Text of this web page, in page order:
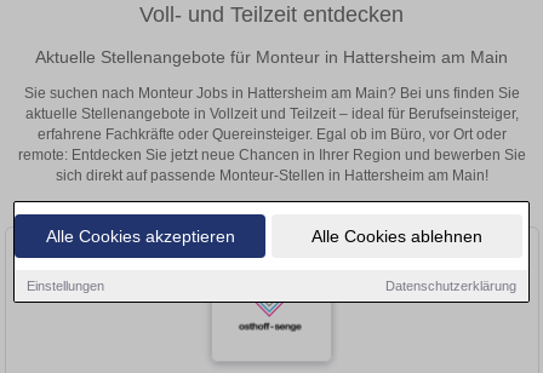
Alle Cookies akzeptieren Alle Cookies ablehnen
Einstellungen Datenschutzerklärung
Voll- und Teilzeit entdecken
Aktuelle Stellenangebote für Monteur in Hattersheim am Main
Sie suchen nach Monteur Jobs in Hattersheim am Main? Bei uns finden Sie
aktuelle Stellenangebote in Vollzeit und Teilzeit – ideal für Berufseinsteiger,
erfahrene Fachkräfte oder Quereinsteiger. Egal ob im Büro, vor Ort oder
remote: Entdecken Sie jetzt neue Chancen in Ihrer Region und bewerben Sie
sich direkt auf passende Monteur-Stellen in Hattersheim am Main!